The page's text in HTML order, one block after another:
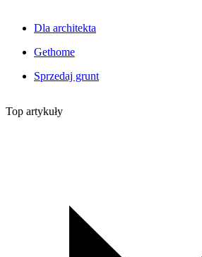
Dla architekta
Gethome
Sprzedaj grunt
Top artykuły